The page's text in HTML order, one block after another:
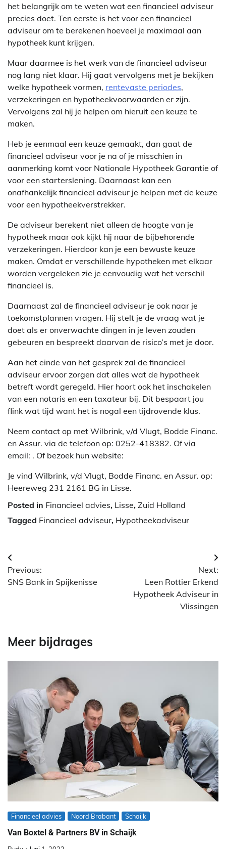
het belangrijk om te weten wat een financieel adviseur
precies doet. Ten eerste is het voor een financieel
adviseur om te berekenen hoeveel je maximaal aan
hypotheek kunt krijgen.
Maar daarmee is het werk van de financieel adviseur
nog lang niet klaar. Hij gaat vervolgens met je bekijken
welke hypotheek vormen, rentevaste periodes,
verzekeringen en hypotheekvoorwaarden er zijn.
Vervolgens zal hij je helpen om hieruit een keuze te
maken.
Heb je eenmaal een keuze gemaakt, dan gaat de
financieel adviseur voor je na of je misschien in
aanmerking komt voor Nationale Hypotheek Garantie of
voor een starterslening. Daarnaast kan een
onafhankelijk financieel adviseur je helpen met de keuze
voor een hypotheekverstrekker.
De adviseur berekent niet alleen de hoogte van je
hypotheek maar ook kijkt hij naar de bijbehorende
verzekeringen. Hierdoor kan je een bewuste keuze
maken. Omdat er verschillende hypotheken met elkaar
worden vergeleken zie je eenvoudig wat het verschil
financieel is.
Daarnaast zal de financieel adviseur je ook naar je
toekomstplannen vragen. Hij stelt je de vraag wat je
doet als er onverwachte dingen in je leven zouden
gebeuren en bespreekt daarvan de risico’s met je door.
Aan het einde van het gesprek zal de financieel
adviseur ervoor zorgen dat alles wat de hypotheek
betreft wordt geregeld. Hier hoort ook het inschakelen
van een notaris en een taxateur bij. Dit bespaart jou
flink wat tijd want het is nogal een tijdrovende klus.
Neem contact op met Wilbrink, v/d Vlugt, Bodde Financ.
en Assur. via de telefoon op: 0252-418382. Of via
email: . Of bezoek hun website:
Je vind Wilbrink, v/d Vlugt, Bodde Financ. en Assur. op:
Heereweg 231 2161 BG in Lisse.
Posted in Financieel advies, Lisse, Zuid Holland
Tagged Financieel adviseur, Hypotheekadviseur
Berichtnavigatie
Previous:
SNS Bank in Spijkenisse
Next:
Leen Rottier Erkend
Hypotheek Adviseur in
Vlissingen
Meer bijdrages
Financieel advies Noord Brabant Schaijk
Van Boxtel & Partners BV in Schaijk